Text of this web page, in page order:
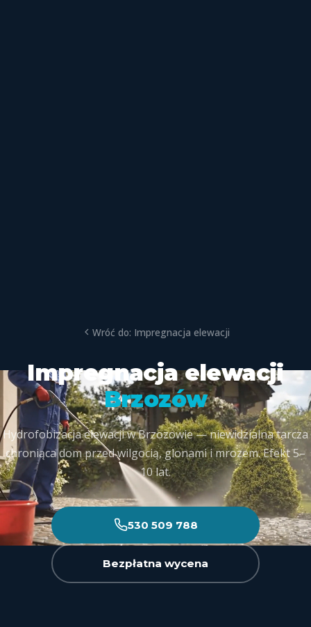
Wróć do: Impregnacja elewacji
Impregnacja elewacji
Brzozów
Hydrofobizacja elewacji w Brzozowie — niewidzialna tarcza
chroniąca dom przed wilgocią, glonami i mrozem. Efekt 5–
10 lat.
530 509 788
Bezpłatna wycena